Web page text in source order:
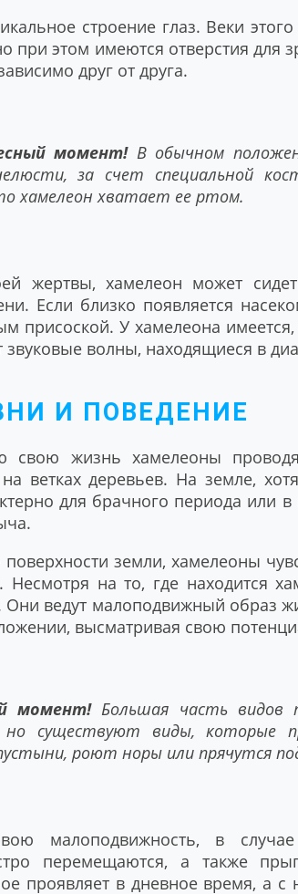
строение глаз. Веки
при этом имеются отверстия для
друг от друга.
момент!В обычном
за счет специальной
хамелеон хватает ее ртом.
жертвы, хамелеон может
Если близко появляется
присоской. У хамелеона
звуковые волны, находящиеся в
И ПОВЕДЕНИЕ
свою жизнь хамелеоны
ветках деревьев. На земле,
для брачного периода или
земли, хамелеоны
Несмотря на то, где находится
Они ведут малоподвижный образ
высматривая свою
момент!Большая часть видов
но существуют виды, которые
роют норы или прячутся
малоподвижность, в
перемещаются, а также
проявляет в дневное время, а с